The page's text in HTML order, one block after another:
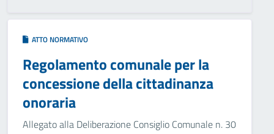
ATTO NORMATIVO
Regolamento comunale per la
concessione della cittadinanza
onoraria
Allegato alla Deliberazione Consiglio Comunale n. 30